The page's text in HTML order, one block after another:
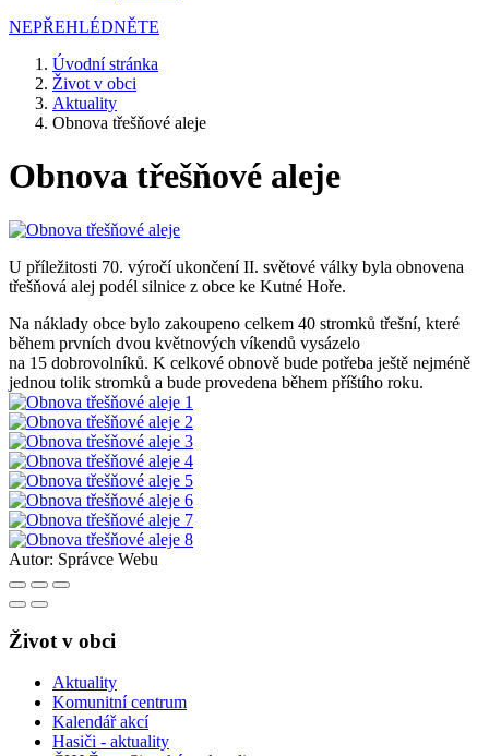
NEPŘEHLÉDNĚTE
Úvodní stránka
Život v obci
Aktuality
Obnova třešňové aleje
Obnova třešňové aleje
U příležitosti 70. výročí ukončení II. světové války byla obnovena
třešňová alej podél silnice z obce ke Kutné Hoře.
Na náklady obce bylo zakoupeno celkem 40 stromků třešní, které
během prvních dvou květnových víkendů vysázelo
na 15 dobrovolníků. K celkové obnově bude potřeba ještě nejméně
jednou tolik stromků a bude provedena během příštího roku.
Autor: Správce Webu
Život v obci
Aktuality
Komunitní centrum
Kalendář akcí
Hasiči - aktuality